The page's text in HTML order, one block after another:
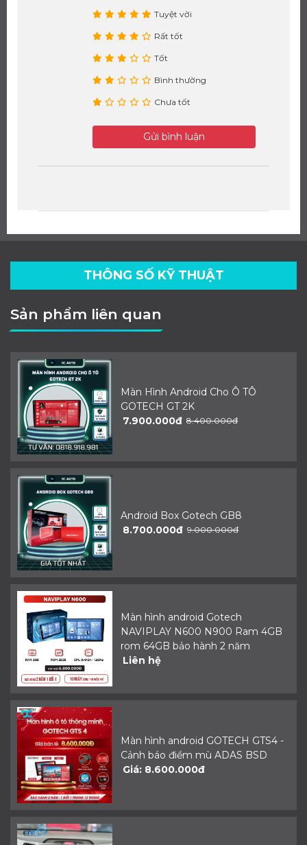
Tuyệt vời
Rất tốt
Tốt
Bình thường
Chưa tốt
Gửi bình luận
THÔNG SỐ KỸ THUẬT
Sản phẩm liên quan
Màn Hình Android Cho Ô TÔ
GOTECH GT 2K
7.900.000đ 8.400.000đ
Android Box Gotech GB8
8.700.000đ 9.000.000đ
Màn hình android Gotech
NAVIPLAY N600 N900 Ram 4GB
rom 64GB bảo hành 2 năm
Liên hệ
Màn hình android GOTECH GTS4 -
Cảnh báo điểm mù ADAS BSD
Giá: 8.600.000đ